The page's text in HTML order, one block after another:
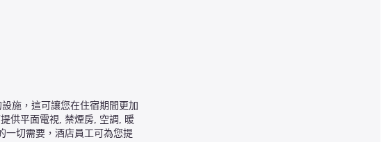
施，這可讓您在住宿期間更加
供平面電視, 禁煙房, 空調, 暖
一切需要，酒店員工可為您提